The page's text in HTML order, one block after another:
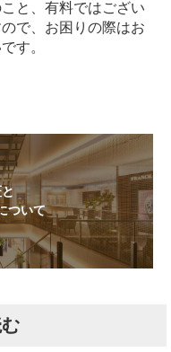
と、有料ではござい
で、お困りの際はお
す。
ついて